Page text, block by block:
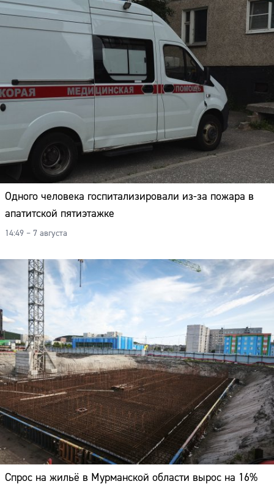
Одного человека госпитализировали из-за пожара в
апатитской пятиэтажке
14:49 – 7 августа
Спрос на жильё в Мурманской области вырос на 16%